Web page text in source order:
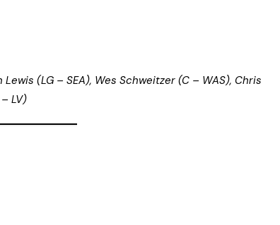
(LG – SEA), Wes Schweitzer (C – WAS), Chris
LV)